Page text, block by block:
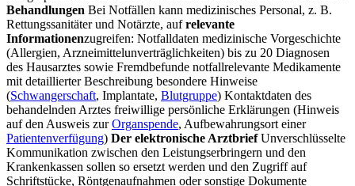
Behandlungen Bei Notfällen kann medizinisches Personal, z. B.
Rettungssanitäter und Notärzte, aufrelevante
Informationenzugreifen: Notfalldaten medizinische Vorgeschichte
(Allergien, Arzneimittelunverträglichkeiten) bis zu 20 Diagnosen
des Hausarztes sowie Fremdbefunde notfallrelevante Medikamente
mit detaillierter Beschreibung besondere Hinweise
(Schwangerschaft, Implantate, Blutgruppe) Kontaktdaten des
behandelnden Arztes freiwillige persönliche Erklärungen (Hinweis
auf den Ausweis zurOrganspende, Aufbewahrungsort einer
Patientenverfügung) Der elektronische ArztbriefUnverschlüsselte
Kommunikation zwischen den Leistungserbringern und den
Krankenkassen sollen so ersetzt werden und den Zugriff auf
Schriftstücke, Röntgenaufnahmen oder sonstige Dokumente